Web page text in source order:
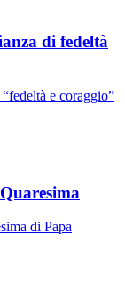
di fedeltà
e coraggio”
di Papa